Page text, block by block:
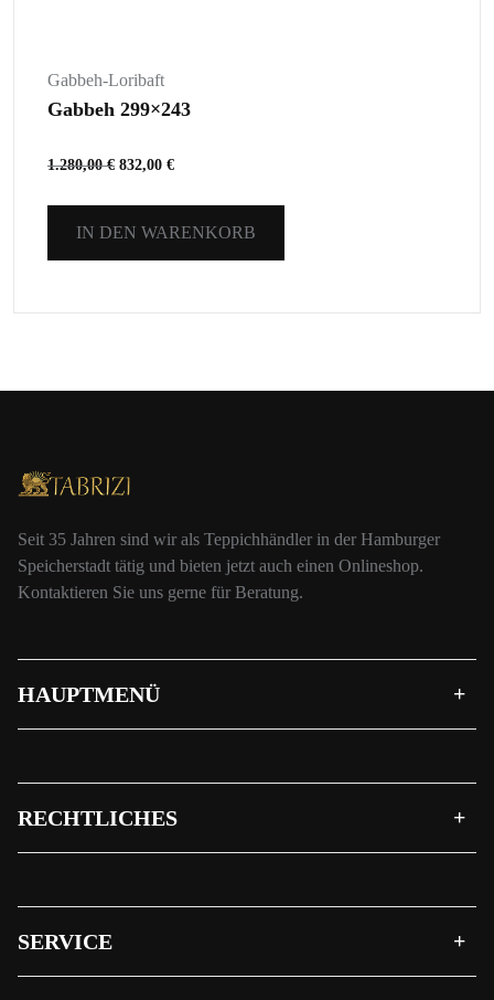
Gabbeh-Loribaft
Gabbeh 299×243
1.280,00€ 832,00 €
IN DEN WARENKORB
Seit 35 Jahren sind wir als Teppichhändler in der Hamburger
Speicherstadt tätig und bieten jetzt auch einen Onlineshop.
Kontaktieren Sie uns gerne für Beratung.
HAUPTMENÜ
RECHTLICHES
SERVICE